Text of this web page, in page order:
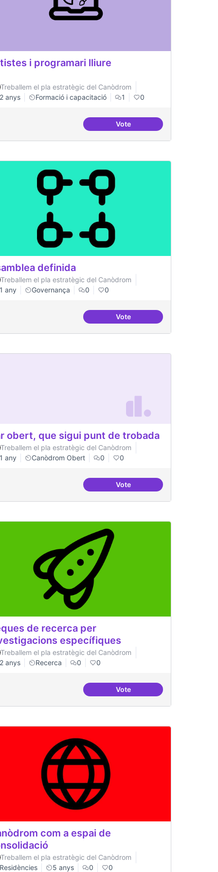
i aterrades
i programari lliure
Treballem el pla estratègic del Canòdrom
2 anys
Formació i capacitació 1 0
VoteArtistes i programari lliure
definida
Treballem el pla estratègic del Canòdrom
1 any
Governança 0 0
VoteAsamblea definida
obert, que sigui punt de trobada
Treballem el pla estratègic del Canòdrom
1 any
Canòdrom Obert 0 0
VoteBar obert, que sigui punt de
de recerca per
específiques
Treballem el pla estratègic del Canòdrom
2 anys
Recerca 0 0
VoteBeques de recerca per
com a espai de
Treballem el pla estratègic del Canòdrom
Residències
5 anys 0 0